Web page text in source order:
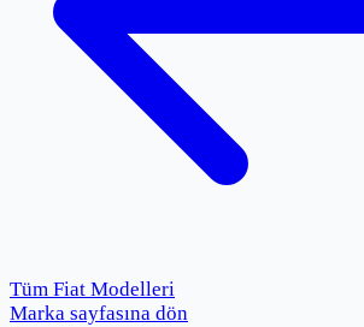
Tüm Fiat Modelleri
Marka sayfasına dön